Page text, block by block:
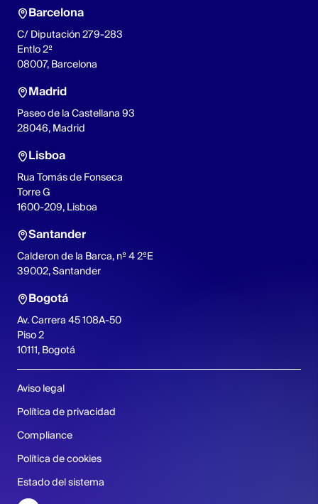
Barcelona
C/ Diputación 279-283
Entlo 2º
08007, Barcelona
Madrid
Paseo de la Castellana 93
28046, Madrid
Lisboa
Rua Tomás de Fonseca
Torre G
1600-209, Lisboa
Santander
Calderon de la Barca, nº 4 2ºE
39002, Santander
Bogotá
Av. Carrera 45 108A-50
Piso 2
10111, Bogotá
Aviso legal
Política de privacidad
Compliance
Política de cookies
Estado del sistema